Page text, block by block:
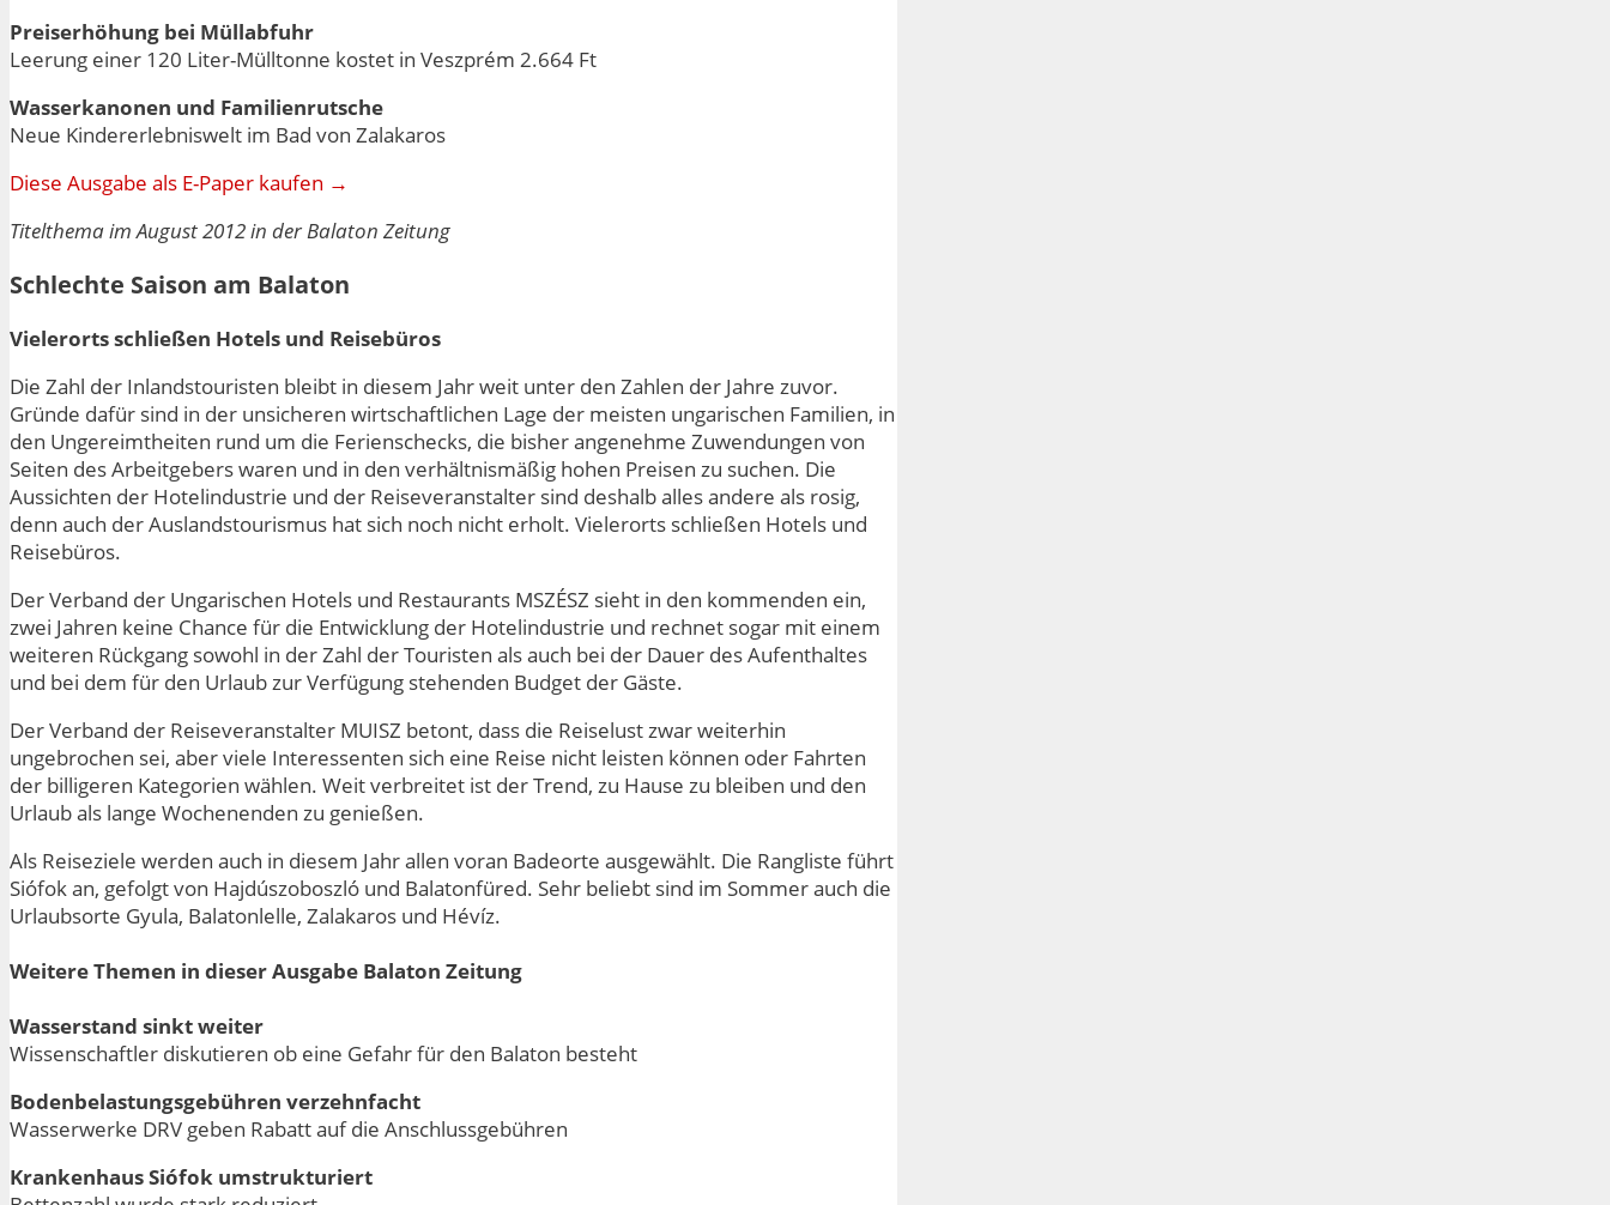
Preiserhöhung bei Müllabfuhr
Leerung einer 120 Liter-Mülltonne kostet in Veszprém 2.664 Ft
Wasserkanonen und Familienrutsche
Neue Kindererlebniswelt im Bad von Zalakaros
Diese Ausgabe als E-Paper kaufen →
Titelthema im August 2012 in der Balaton Zeitung
Schlechte Saison am Balaton
Vielerorts schließen Hotels und Reisebüros
Die Zahl der Inlandstouristen bleibt in diesem Jahr weit unter den Zahlen der Jahre zuvor.
Gründe dafür sind in der unsicheren wirtschaftlichen Lage der meisten ungarischen Familien, in
den Ungereimtheiten rund um die Ferienschecks, die bisher angenehme Zuwendungen von
Seiten des Arbeitgebers waren und in den verhältnismäßig hohen Preisen zu suchen. Die
Aussichten der Hotelindustrie und der Reiseveranstalter sind deshalb alles andere als rosig,
denn auch der Auslandstourismus hat sich noch nicht erholt. Vielerorts schließen Hotels und
Reisebüros.
Der Verband der Ungarischen Hotels und Restaurants MSZÉSZ sieht in den kommenden ein,
zwei Jahren keine Chance für die Entwicklung der Hotelindustrie und rechnet sogar mit einem
weiteren Rückgang sowohl in der Zahl der Touristen als auch bei der Dauer des Aufenthaltes
und bei dem für den Urlaub zur Verfügung stehenden Budget der Gäste.
Der Verband der Reiseveranstalter MUISZ betont, dass die Reiselust zwar weiterhin
ungebrochen sei, aber viele Interessenten sich eine Reise nicht leisten können oder Fahrten
der billigeren Kategorien wählen. Weit verbreitet ist der Trend, zu Hause zu bleiben und den
Urlaub als lange Wochenenden zu genießen.
Als Reiseziele werden auch in diesem Jahr allen voran Badeorte ausgewählt. Die Rangliste führt
Siófok an, gefolgt von Hajdúszoboszló und Balatonfüred. Sehr beliebt sind im Sommer auch die
Urlaubsorte Gyula, Balatonlelle, Zalakaros und Hévíz.
Weitere Themen in dieser Ausgabe Balaton Zeitung
Wasserstand sinkt weiter
Wissenschaftler diskutieren ob eine Gefahr für den Balaton besteht
Bodenbelastungsgebühren verzehnfacht
Wasserwerke DRV geben Rabatt auf die Anschlussgebühren
Krankenhaus Siófok umstrukturiert